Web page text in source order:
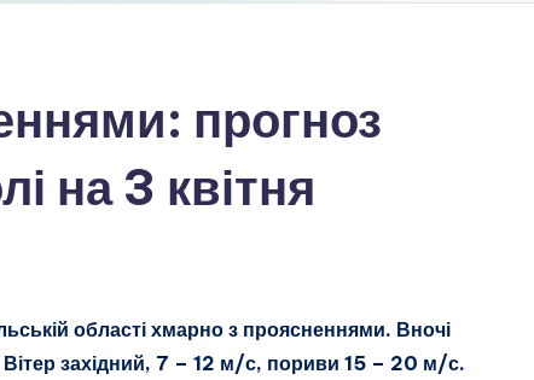
прогноз
на 3 квітня
області хмарно з проясненнями. Вночі
Вітер західний, 7 – 12 м/с, пориви 15 – 20 м/с.